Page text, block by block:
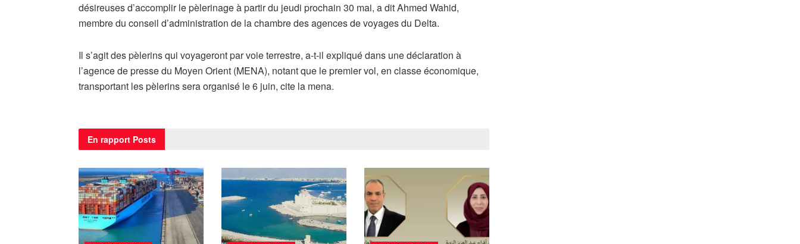
désireuses d’accomplir le pèlerinage à partir du jeudi prochain 30 mai, a dit Ahmed Wahid,
membre du conseil d’administration de la chambre des agences de voyages du Delta.
Il s’agit des pèlerins qui voyageront par voie terrestre, a-t-il expliqué dans une déclaration à
l’agence de presse du Moyen Orient (MENA), notant que le premier vol, en classe économique,
transportant les pèlerins sera organisé le 6 juin, cite la mena.
En rapport Posts